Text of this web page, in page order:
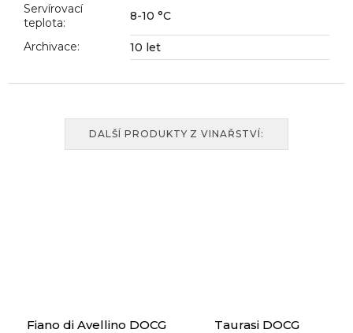
Servírovací
teplota: 8-10 °C
Archivace: 10 let
DALŠÍ PRODUKTY Z VINAŘSTVÍ:
Fiano di Avellino DOCG Taurasi DOCG